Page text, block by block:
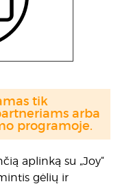
aplinką su „Joy“
gėlių ir
tik
arba
programoje.